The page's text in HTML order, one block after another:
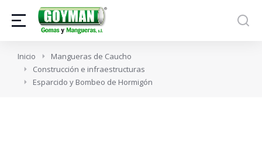
Estás aquí:
Inicio
Mangueras de Caucho
Construcción e infraestructuras
Esparcido y Bombeo de Hormigón